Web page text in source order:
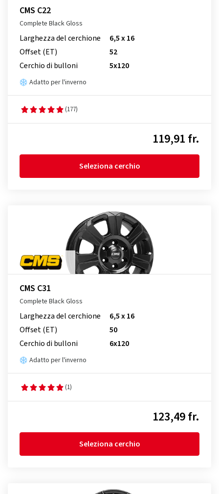
CMS C22
Complete Black Gloss
Larghezza del cerchione
6,5 x 16
Offset (ET)
52
Cerchio di bulloni
5x120
Adatto per l'inverno
(177)
119,91 fr.
Seleziona cerchio
CMS C31
Complete Black Gloss
Larghezza del cerchione
6,5 x 16
Offset (ET)
50
Cerchio di bulloni
6x120
Adatto per l'inverno
(1)
123,49 fr.
Seleziona cerchio